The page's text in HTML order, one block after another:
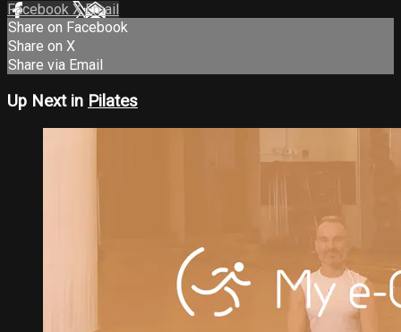
Facebook XEmail
Share on Facebook
Share on X
Share via Email
Up Next in Pilates